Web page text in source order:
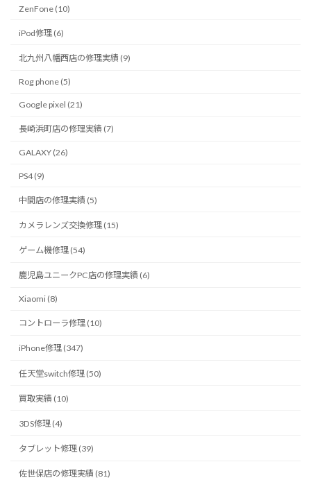
ZenFone (10)
iPod修理 (6)
北九州八幡西店の修理実績 (9)
Rog phone (5)
Google pixel (21)
長崎浜町店の修理実績 (7)
GALAXY (26)
PS4 (9)
中間店の修理実績 (5)
カメラレンズ交換修理 (15)
ゲーム機修理 (54)
鹿児島ユニークPC店の修理実績 (6)
Xiaomi (8)
コントローラ修理 (10)
iPhone修理 (347)
任天堂switch修理 (50)
買取実績 (10)
3DS修理 (4)
タブレット修理 (39)
佐世保店の修理実績 (81)